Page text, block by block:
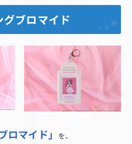
グブロマイド
ロマイド」
を、